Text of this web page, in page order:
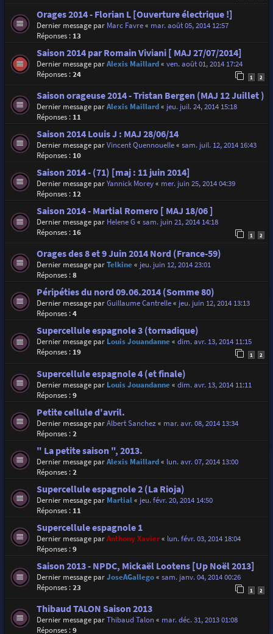
Orages 2014 - Florian L [Ouverture électrique !]
Dernier message par Marc Favre« mar. août 05, 2014 12:57
Réponses : 13
Saison 2014 par Romain Viviani [ MAJ 27/07/2014]
Dernier message parAlexis Maillard« ven. août 01, 2014 17:24
Réponses :24 1 2
Saison orageuse 2014 - Tristan Bergen (MAJ 12 Juillet )
Dernier message parAlexis Maillard« jeu. juil. 24, 2014 15:18
Réponses : 11
Saison 2014 Louis J : MAJ 28/06/14
Dernier message parVincent Quennouelle« sam. juil. 12, 2014 16:43
Réponses : 10
Saison 2014 - (71) [maj : 11 juin 2014]
Dernier message parYannick Morey« mer. juin 25, 2014 04:39
Réponses : 12
Saison 2014 - Martial Romero [ MAJ 18/06 ]
Dernier message par Helene G« sam. juin 21, 2014 14:18
Réponses : 16 1 2
Orages des 8 et 9 Juin 2014 Nord (France-59)
Dernier message parTelkine« jeu. juin 12, 2014 23:01
Réponses :8
Péripéties du nord 09.06.2014 (Somme 80)
Dernier message parGuillaume Cantrelle« jeu. juin 12, 2014 13:13
Réponses :4
Supercellule espagnole 3 (tornadique)
Dernier message par Louis Jouandanne« dim. avr. 13, 2014 11:15
Réponses : 19 1 2
Supercellule espagnole 4 (et finale)
Dernier message par Louis Jouandanne« dim. avr. 13, 2014 11:11
Réponses :9
Petite cellule d'avril.
Dernier message parAlbert Sanchez« mar. avr. 08, 2014 13:34
Réponses :2
" La petite saison ", 2013.
Dernier message parAlexis Maillard« lun. avr. 07, 2014 13:00
Réponses :2
Supercellule espagnole 2 (La Rioja)
Dernier message par Martial« jeu. févr. 20, 2014 14:50
Réponses : 11
Supercellule espagnole 1
Dernier message parAnthony Xavier« lun. févr. 03, 2014 18:04
Réponses :9
Saison 2013 - NPDC, Mickaël Lootens [Up Noël 2013]
Dernier message parJoseAGallego« sam. janv. 04, 2014 00:26
Réponses :23 1 2
Thibaud TALON Saison 2013
Dernier message parThibaud Talon« mar. déc. 31, 2013 01:08
Réponses :9